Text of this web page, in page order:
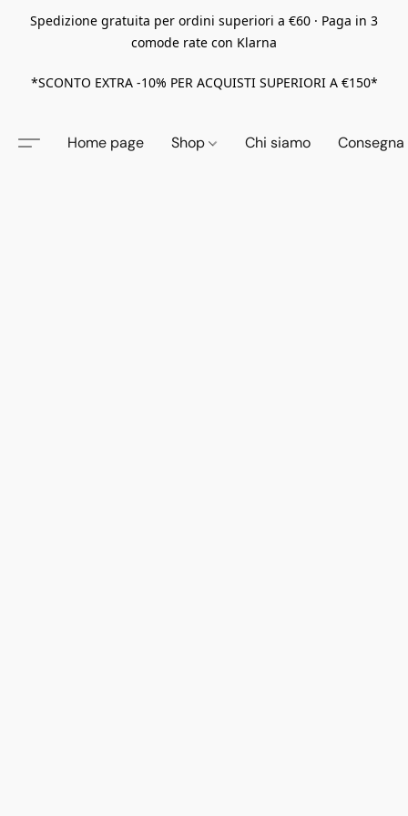
Spedizione gratuita per ordini superiori a €60 · Paga in 3
comode rate con Klarna
*SCONTO EXTRA -10% PER ACQUISTI SUPERIORI A €150*
Home page Shop Chi siamo Consegna